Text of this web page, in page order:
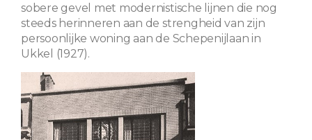
sobere gevel met modernistische lijnen die nog
steeds herinneren aan de strengheid van zijn
persoonlijke woning aan de Schepenijlaan in
Ukkel (1927).